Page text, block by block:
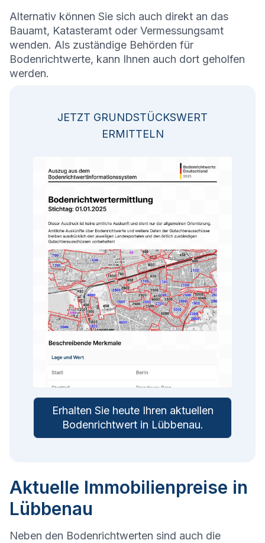
Alternativ können Sie sich auch direkt an das
Bauamt, Katasteramt oder Vermessungsamt
wenden. Als zuständige Behörden für
Bodenrichtwerte, kann Ihnen auch dort geholfen
werden.
JETZT GRUNDSTÜCKSWERT
ERMITTELN
Erhalten Sie heute Ihren aktuellen
Bodenrichtwert in Lübbenau.
Aktuelle Immobilienpreise in
Lübbenau
Neben den Bodenrichtwerten sind auch die